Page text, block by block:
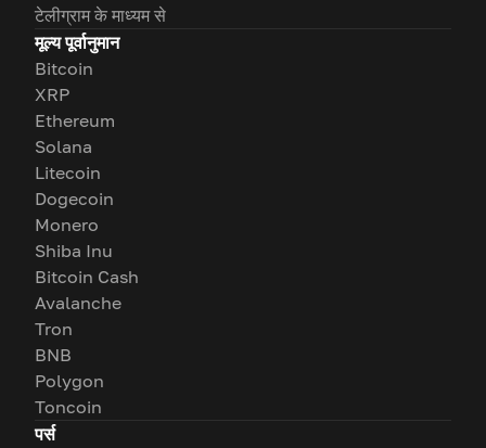
टेलीग्राम के माध्यम से
मूल्य पूर्वानुमान
Bitcoin
XRP
Ethereum
Solana
Litecoin
Dogecoin
Monero
Shiba Inu
Bitcoin Cash
Avalanche
Tron
BNB
Polygon
Toncoin
पर्स